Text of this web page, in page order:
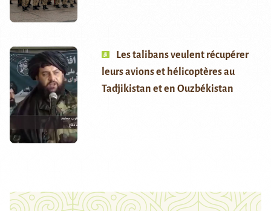
Les talibans veulent récupérer
leurs avions et hélicoptères au
Tadjikistan et en Ouzbékistan